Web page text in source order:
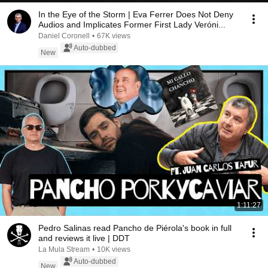
In the Eye of the Storm | Eva Ferrer Does Not Deny
Audios and Implicates Former First Lady Veróni...
Daniel Coronell • 67K views
New
Auto-dubbed
1:11:27
Pedro Salinas read Pancho de Piérola's book in full
and reviews it live | DDT
La Mula Stream • 10K views
New
Auto-dubbed